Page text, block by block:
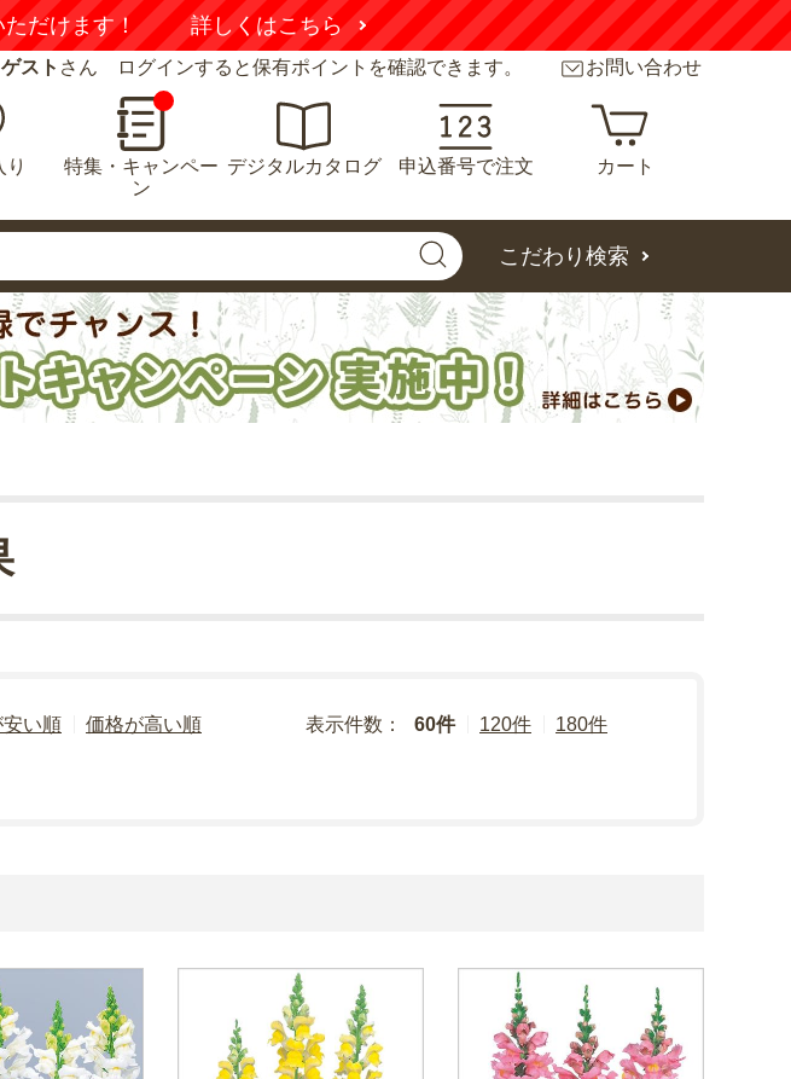
ただけます！ 詳しくはこちら
ゲスト さん ログインすると保有ポイントを確認できます。 お問い合わせ
り
特集・キャンペー
ン
デジタルカタログ 申込番号で注文 カート
こだわり検索
い順 価格が高い順 表示件数： 60件 120件 180件